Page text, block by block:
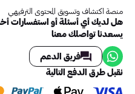
منصة اكتشاف وتسويق المحتوى الترفيهي
هل لديك أي أسئلة أو استفسارات
يسعدنا تواصلك معنا
فريق الدعم
نقبل طرق الدفع التالية